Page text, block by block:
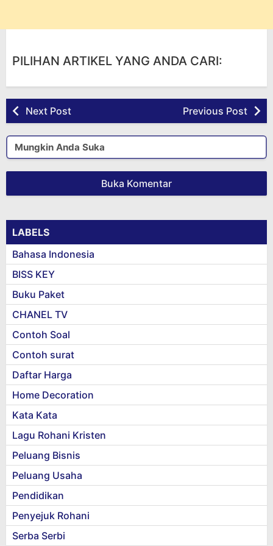
PILIHAN ARTIKEL YANG ANDA CARI:
Next Post Previous Post
Mungkin Anda Suka
Buka Komentar
LABELS
Bahasa Indonesia
BISS KEY
Buku Paket
CHANEL TV
Contoh Soal
Contoh surat
Daftar Harga
Home Decoration
Kata Kata
Lagu Rohani Kristen
Peluang Bisnis
Peluang Usaha
Pendidikan
Penyejuk Rohani
Serba Serbi